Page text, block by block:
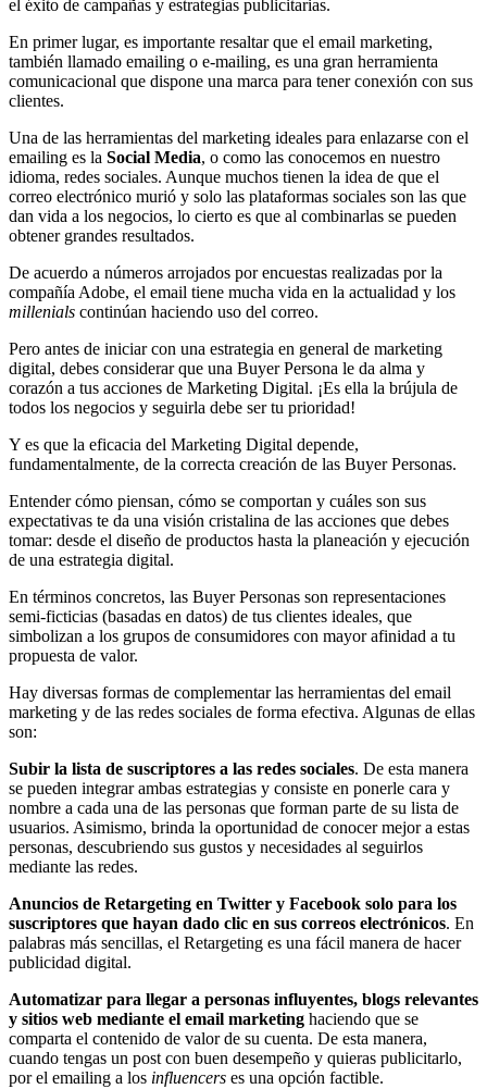
el éxito de campañas y estrategias publicitarias.
En primer lugar, es importante resaltar que el email marketing,
también llamado emailing o e-mailing, es una gran herramienta
comunicacional que dispone una marca para tener conexión con sus
clientes.
Una de las herramientas del marketing ideales para enlazarse con el
emailing es la Social Media, o como las conocemos en nuestro
idioma, redes sociales. Aunque muchos tienen la idea de que el
correo electrónico murió y solo las plataformas sociales son las que
dan vida a los negocios, lo cierto es que al combinarlas se pueden
obtener grandes resultados.
De acuerdo a números arrojados por encuestas realizadas por la
compañía Adobe, el email tiene mucha vida en la actualidad y los
millenials continúan haciendo uso del correo.
Pero antes de iniciar con una estrategia en general de marketing
digital, debes considerar que una Buyer Persona le da alma y
corazón a tus acciones de Marketing Digital. ¡Es ella la brújula de
todos los negocios y seguirla debe ser tu prioridad!
Y es que la eficacia del Marketing Digital depende,
fundamentalmente, de la correcta creación de las Buyer Personas.
Entender cómo piensan, cómo se comportan y cuáles son sus
expectativas te da una visión cristalina de las acciones que debes
tomar: desde el diseño de productos hasta la planeación y ejecución
de una estrategia digital.
En términos concretos, las Buyer Personas son representaciones
semi-ficticias (basadas en datos) de tus clientes ideales, que
simbolizan a los grupos de consumidores con mayor afinidad a tu
propuesta de valor.
Hay diversas formas de complementar las herramientas del email
marketing y de las redes sociales de forma efectiva. Algunas de ellas
son:
Subir la lista de suscriptores a las redes sociales. De esta manera
se pueden integrar ambas estrategias y consiste en ponerle cara y
nombre a cada una de las personas que forman parte de su lista de
usuarios. Asimismo, brinda la oportunidad de conocer mejor a estas
personas, descubriendo sus gustos y necesidades al seguirlos
mediante las redes.
Anuncios de Retargeting en Twitter y Facebook solo para los
suscriptores que hayan dado clic en sus correos electrónicos. En
palabras más sencillas, el Retargeting es una fácil manera de hacer
publicidad digital.
Automatizar para llegar a personas influyentes, blogs relevantes
y sitios web mediante el email marketing haciendo que se
comparta el contenido de valor de su cuenta. De esta manera,
cuando tengas un post con buen desempeño y quieras publicitarlo,
por el emailing a los influencers es una opción factible.